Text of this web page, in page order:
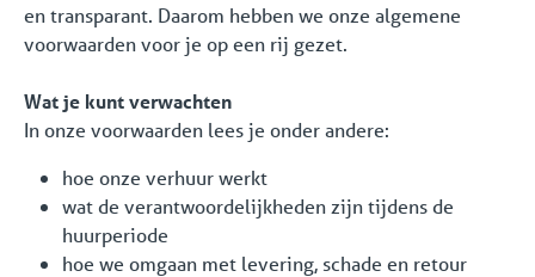
en transparant. Daarom hebben we onze algemene
voorwaarden voor je op een rij gezet.
Wat je kunt verwachten
In onze voorwaarden lees je onder andere:
hoe onze verhuur werkt
wat de verantwoordelijkheden zijn tijdens de
huurperiode
hoe we omgaan met levering, schade en retour